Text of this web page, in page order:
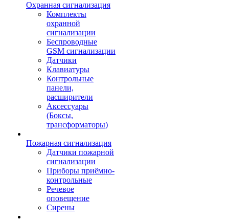
Охранная сигнализация
Комплекты
охранной
сигнализации
Беспроводные
GSM сигнализации
Датчики
Клавиатуры
Контрольные
панели,
расширители
Аксессуары
(Боксы,
трансформаторы)
Пожарная сигнализация
Датчики пожарной
сигнализации
Приборы приёмно-
контрольные
Речевое
оповещение
Сирены